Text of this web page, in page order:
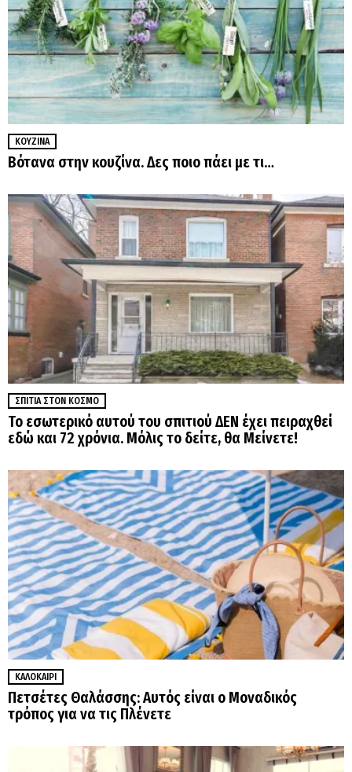
ΚΟΥΖΊΝΑ
Βότανα στην κουζίνα. Δες ποιο πάει με τι…
ΣΠΊΤΙΑ ΣΤΟΝ ΚΌΣΜΟ
Το εσωτερικό αυτού του σπιτιού ΔΕΝ έχει πειραχθεί
εδώ και 72 χρόνια. Μόλις το δείτε, θα Μείνετε!
ΚΑΛΟΚΑΊΡΙ
Πετσέτες Θαλάσσης: Αυτός είναι ο Μοναδικός
τρόπος για να τις Πλένετε